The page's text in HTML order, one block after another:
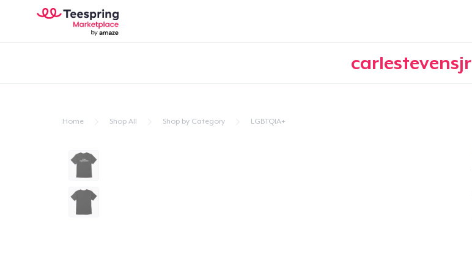
carlestevensjr
Home Shop All Shop by Category LGBTQIA+